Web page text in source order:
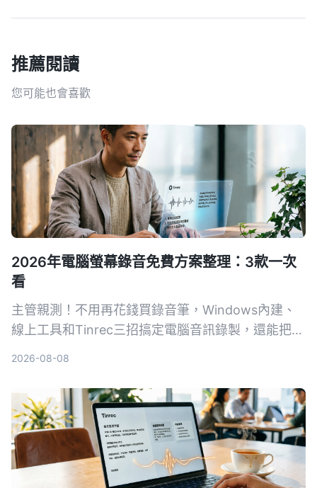
推薦閱讀
您可能也會喜歡
2026年電腦螢幕錄音免費方案整理：3款一次
看
主管親測！不用再花錢買錄音筆，Windows內建、
線上工具和Tinrec三招搞定電腦音訊錄製，還能把會
2026-08-08